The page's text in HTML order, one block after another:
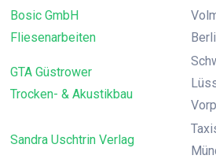
Bosic GmbH
Fliesenarbeiten
GTA Güstrower
Trocken- & Akustikbau
Sandra Uschtrin Verlag